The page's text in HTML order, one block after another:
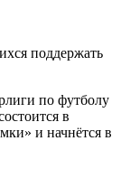
по футболу
в
и начнётся в